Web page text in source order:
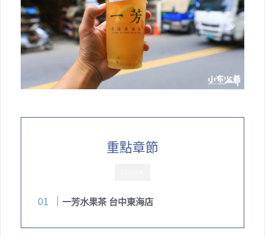
重點章節
一芳水果茶 台中東海店